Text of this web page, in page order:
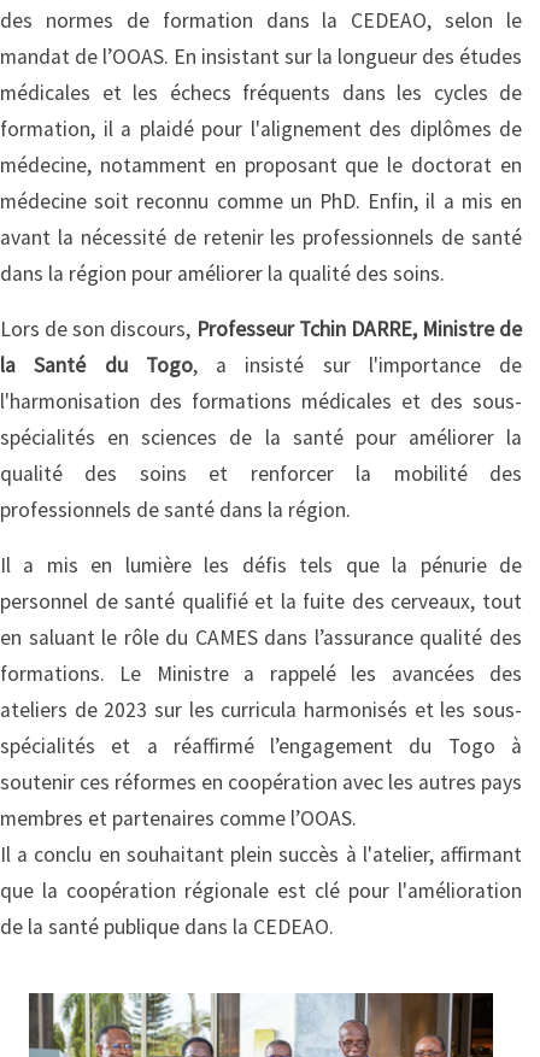
des normes de formation dans la CEDEAO, selon le
mandat de l’OOAS. En insistant sur la longueur des études
médicales et les échecs fréquents dans les cycles de
formation, il a plaidé pour l'alignement des diplômes de
médecine, notamment en proposant que le doctorat en
médecine soit reconnu comme un PhD. Enfin, il a mis en
avant la nécessité de retenir les professionnels de santé
dans la région pour améliorer la qualité des soins.
Lors de son discours, Professeur Tchin DARRE, Ministre de
la Santé du Togo, a insisté sur l'importance de
l'harmonisation des formations médicales et des sous-
spécialités en sciences de la santé pour améliorer la
qualité des soins et renforcer la mobilité des
professionnels de santé dans la région.
Il a mis en lumière les défis tels que la pénurie de
personnel de santé qualifié et la fuite des cerveaux, tout
en saluant le rôle du CAMES dans l’assurance qualité des
formations. Le Ministre a rappelé les avancées des
ateliers de 2023 sur les curricula harmonisés et les sous-
spécialités et a réaffirmé l’engagement du Togo à
soutenir ces réformes en coopération avec les autres pays
membres et partenaires comme l’OOAS.
Il a conclu en souhaitant plein succès à l'atelier, affirmant
que la coopération régionale est clé pour l'amélioration
de la santé publique dans la CEDEAO.